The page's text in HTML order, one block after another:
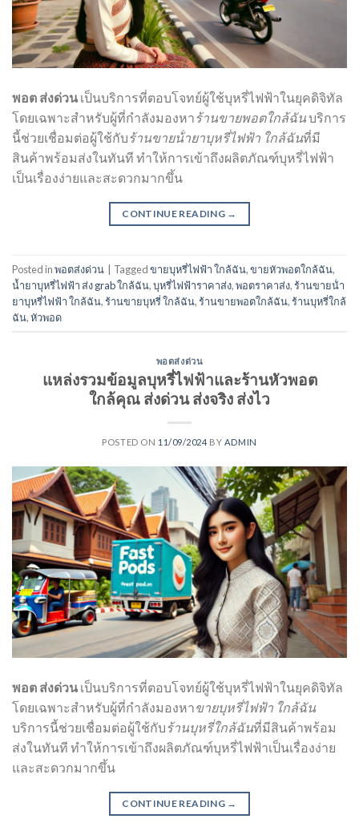
พอต ส่งด่วน เป็นบริการที่ตอบโจทย์ผู้ใช้บุหรี่ไฟฟ้าในยุคดิจิทัล
โดยเฉพาะสำหรับผู้ที่กำลังมองหาร้านขายพอตใกล้ฉันบริการ
นี้ช่วยเชื่อมต่อผู้ใช้กับร้านขายน้ํายาบุหรี่ไฟฟ้า ใกล้ฉันที่มี
สินค้าพร้อมส่งในทันที ทำให้การเข้าถึงผลิตภัณฑ์บุหรี่ไฟฟ้า
เป็นเรื่องง่ายและสะดวกมากขึ้น
CONTINUE READING →
Posted inพอตส่งด่วน | Taggedขายบุหรี่ไฟฟ้า ใกล้ฉัน,ขายหัวพอตใกล้ฉัน,
น้ำยาบุหรี่ไฟฟ้า ส่ง grab ใกล้ฉัน,บุหรี่ไฟฟ้าราคาส่ง,พอตราคาส่ง,ร้านขายน้ํา
ยาบุหรี่ไฟฟ้า ใกล้ฉัน,ร้านขายบุหรี่ ใกล้ฉัน,ร้านขายพอตใกล้ฉัน,ร้านบุหรี่ใกล้
ฉัน,หัวพอด
พอตส่งด่วน
แหล่งรวมข้อมูลบุหรี่ไฟฟ้าและร้านหัวพอต
ใกล้คุณ ส่งด่วน ส่งจริง ส่งไว
POSTED ON 11/09/2024 BY ADMIN
พอต ส่งด่วน เป็นบริการที่ตอบโจทย์ผู้ใช้บุหรี่ไฟฟ้าในยุคดิจิทัล
โดยเฉพาะสำหรับผู้ที่กำลังมองหาขายบุหรี่ไฟฟ้า ใกล้ฉัน
บริการนี้ช่วยเชื่อมต่อผู้ใช้กับร้านบุหรี่ใกล้ฉันที่มีสินค้าพร้อม
ส่งในทันที ทำให้การเข้าถึงผลิตภัณฑ์บุหรี่ไฟฟ้าเป็นเรื่องง่าย
และสะดวกมากขึ้น
CONTINUE READING →